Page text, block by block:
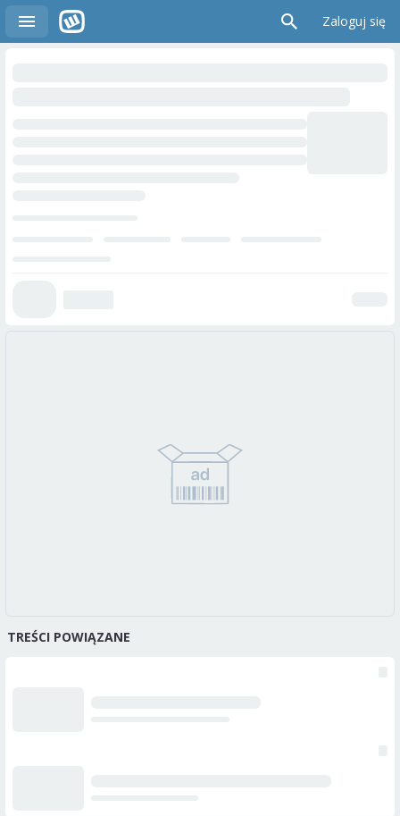
Zaloguj się
TREŚCI POWIĄZANE